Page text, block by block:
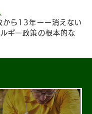
から13年ーー消えない
ギー政策の根本的な